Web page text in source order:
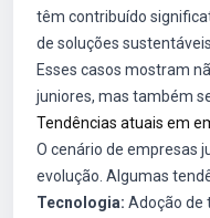
têm contribuído
de soluções sustentáveis.
Esses casos mostram
juniores, mas também
Tendências atuais em
O cenário de empresas
evolução. Algumas
Tecnologia: Adoção de